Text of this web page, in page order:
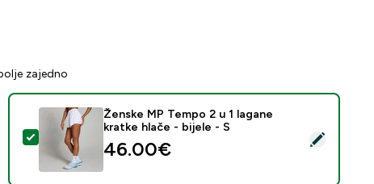
zajedno
Odaberi ovaj proizvod - Ženske MP Tempo 2 u 1 lagane
Ženske MP Tempo 2 u 1 lagane
kratke hlače - bijele - S
46.00€‎